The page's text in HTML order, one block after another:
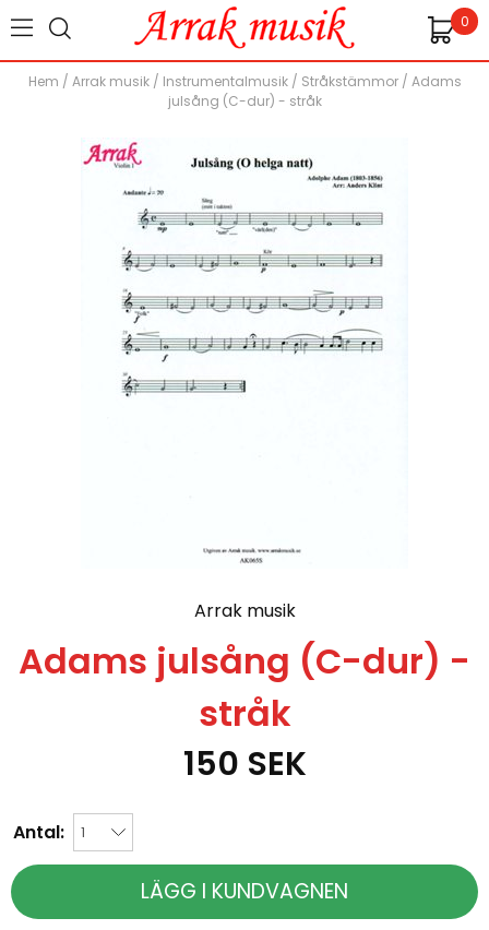
0
Hem / Arrak musik/ Instrumentalmusik/ Stråkstämmor/ Adams
julsång (C-dur) - stråk
Arrak musik
Adams julsång (C-dur) -
stråk
150 SEK
Antal:
LÄGG I KUNDVAGNEN